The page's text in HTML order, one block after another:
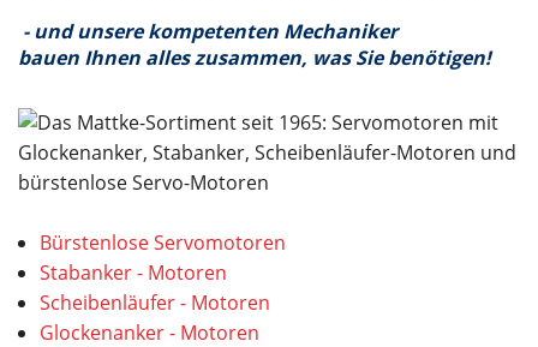
- und unsere kompetenten Mechaniker
bauen Ihnen alles zusammen, was Sie benötigen!
Bürstenlose Servomotoren
Stabanker - Motoren
Scheibenläufer - Motoren
Glockenanker - Motoren